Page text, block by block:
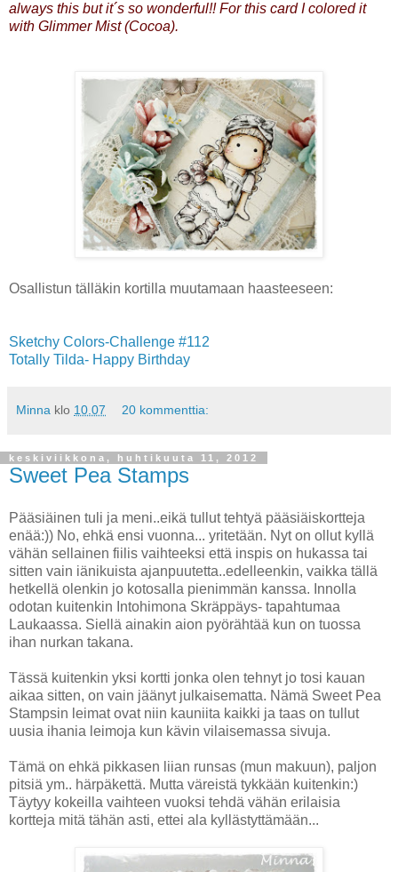
always this but it´s so wonderful!! For this card I colored it
with Glimmer Mist (Cocoa).
Osallistun tälläkin kortilla muutamaan haasteeseen:
Sketchy Colors-Challenge #112
Totally Tilda- Happy Birthday
Minna klo 10.07 20 kommenttia:
keskiviikkona, huhtikuuta 11, 2012
Sweet Pea Stamps
Pääsiäinen tuli ja meni..eikä tullut tehtyä pääsiäiskortteja
enää:)) No, ehkä ensi vuonna... yritetään. Nyt on ollut kyllä
vähän sellainen fiilis vaihteeksi että inspis on hukassa tai
sitten vain iänikuista ajanpuutetta..edelleenkin, vaikka tällä
hetkellä olenkin jo kotosalla pienimmän kanssa. Innolla
odotan kuitenkin Intohimona Skräppäys- tapahtumaa
Laukaassa. Siellä ainakin aion pyörähtää kun on tuossa
ihan nurkan takana.
Tässä kuitenkin yksi kortti jonka olen tehnyt jo tosi kauan
aikaa sitten, on vain jäänyt julkaisematta. Nämä Sweet Pea
Stampsin leimat ovat niin kauniita kaikki ja taas on tullut
uusia ihania leimoja kun kävin vilaisemassa sivuja.
Tämä on ehkä pikkasen liian runsas (mun makuun), paljon
pitsiä ym.. härpäkettä. Mutta väreistä tykkään kuitenkin:)
Täytyy kokeilla vaihteen vuoksi tehdä vähän erilaisia
kortteja mitä tähän asti, ettei ala kyllästyttämään...